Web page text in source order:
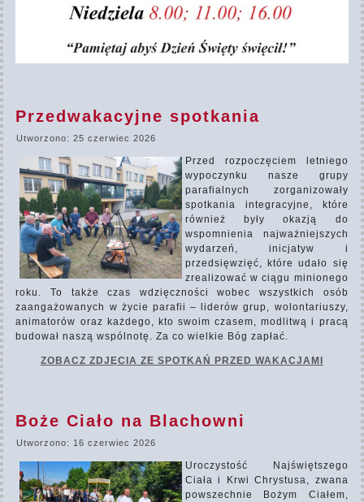
Przedwakacyjne spotkania
Utworzono: 25 czerwiec 2026
Przed rozpoczęciem letniego
wypoczynku nasze grupy
parafialnych zorganizowały
spotkania integracyjne, które
również były okazją do
wspomnienia najważniejszych
wydarzeń, inicjatyw i
przedsięwzięć, które udało się
zrealizować w ciągu minionego
roku. To także czas wdzięczności wobec wszystkich osób
zaangażowanych w życie parafii – liderów grup, wolontariuszy,
animatorów oraz każdego, kto swoim czasem, modlitwą i pracą
budował naszą wspólnotę. Za co wielkie Bóg zapłać.
ZOBACZ ZDJĘCIA ZE SPOTKAŃ PRZED WAKACJAMI
Boże Ciało na Blachowni
Utworzono: 16 czerwiec 2026
Uroczystość Najświętszego
Ciała i Krwi Chrystusa, zwana
powszechnie Bożym Ciałem,